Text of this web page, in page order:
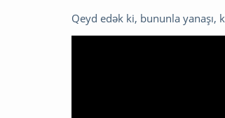
Qeyd edək ki, bununla